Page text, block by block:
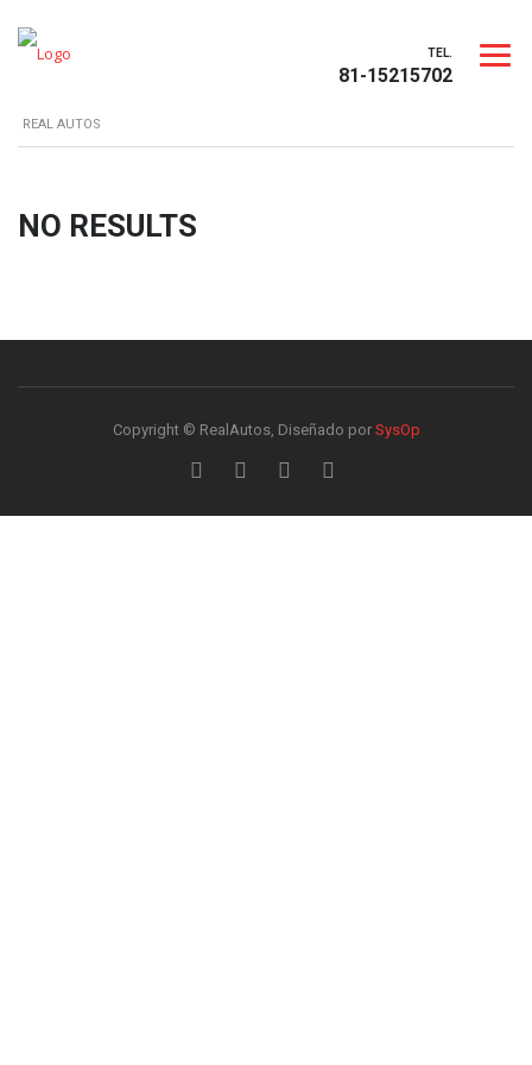
TEL.
81-15215702
REAL AUTOS
NO RESULTS
Copyright © RealAutos, Diseñado por SysOp